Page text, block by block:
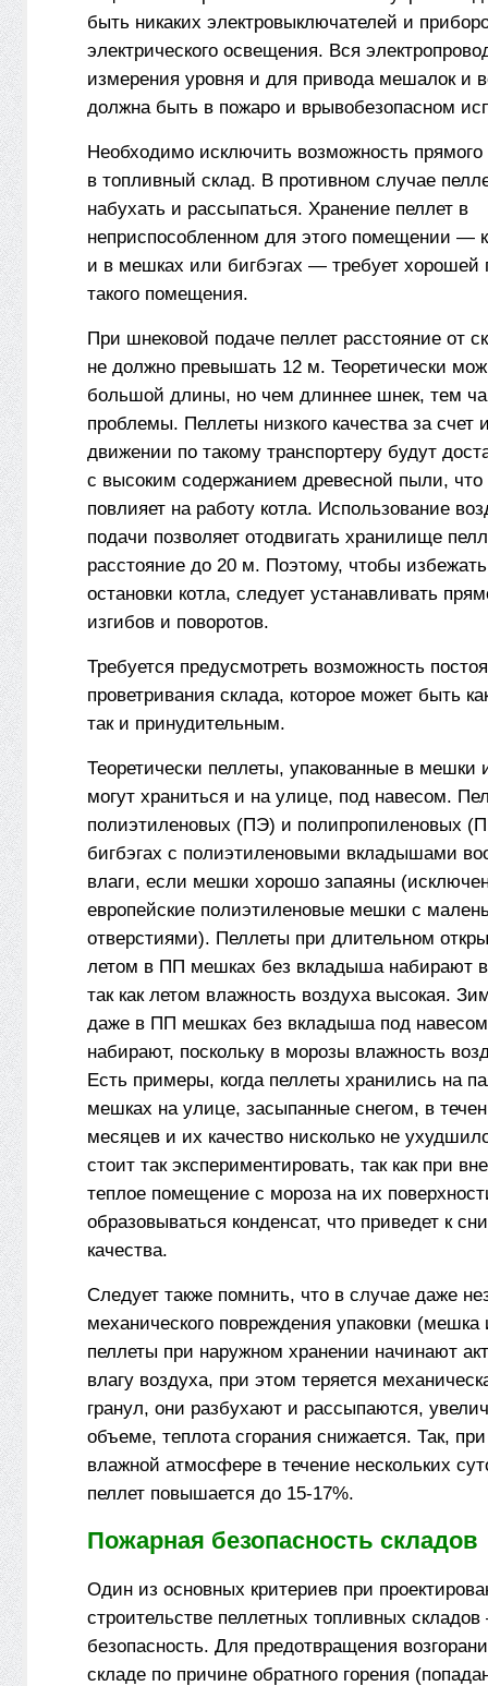
быть никаких электровыключателей и
электрического освещения. Вся
измерения уровня и для привода мешалок и
должна быть в пожаро­ и врывобезопасном
Необходимо исключить возможность прямого
в топливный склад. В противном случае
набухать и рассыпаться. Хранение пеллет в
неприспособленном для этого помещении —
и в мешках или биг­бэгах — требует хорошей
такого помещения.
При шнековой подаче пеллет расстояние от
не должно превышать 12 м. Теоретически
большой длины, но чем длиннее шнек, тем
проблемы. Пеллеты низкого качества за счет
движении по такому транспортеру будут
с высоким содержанием древесной пыли, что
повлияет на работу котла. Использование
подачи позволяет отодвигать хранилище
расстояние до 20 м. Поэтому, чтобы
остановки котла, следует устанавливать
изгибов и поворотов.
Требуется предусмотреть возможность
проветривания склада, которое может быть
так и принудительным.
Теоретически пеллеты, упакованные в мешки
могут храниться и на улице, под навесом.
полиэтиленовых (ПЭ) и полипропиленовых
биг­бэгах с полиэтиленовыми вкладышами
влаги, если мешки хорошо запаяны
европейские полиэтиленовые мешки с
отверстиями). Пеллеты при длительном
летом в ПП мешках без вкладыша набирают
так как летом влажность воздуха высокая.
даже в ПП мешках без вкладыша под навесом
набирают, поскольку в морозы влажность
Есть примеры, когда пеллеты хранились на
мешках на улице, засыпанные снегом, в
месяцев и их качество нисколько не
стоит так экспериментировать, так как при
теплое помещение с мороза на их
образовываться конденсат, что приведет к
качества.
Следует также помнить, что в случае даже
механического повреждения упаковки (мешка
пеллеты при наружном хранении начинают
влагу воздуха, при этом теряется
гранул, они разбухают и рассыпаются,
объеме, теплота сгорания снижается. Так,
влажной атмосфере в течение нескольких
пеллет повышается до 15-17%.
Пожарная безопасность складов
Один из основных критериев при
строительстве пеллетных топливных
безопасность. Для предотвращения
складе по причине обратного горения